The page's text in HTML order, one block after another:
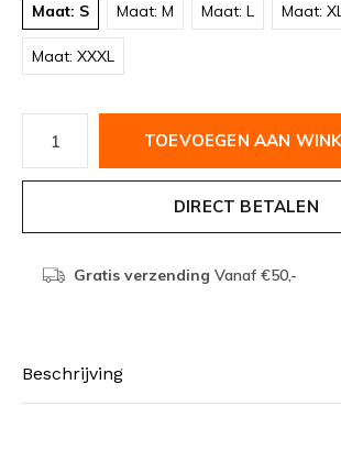
Maat: S Maat: M Maat: L Maat:
Maat: XXXL
TOEVOEGEN AAN
DIRECT BETALEN
Gratis verzending Vanaf €50,-
Beschrijving